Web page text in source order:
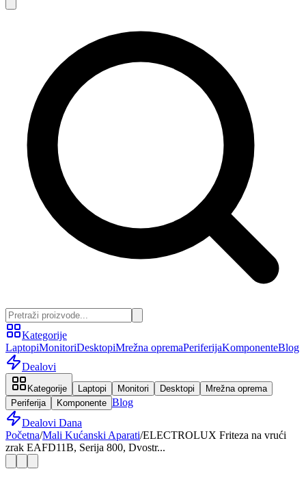
Kategorije
LaptopiMonitoriDesktopiMrežna opremaPeriferijaKomponenteBlog
Dealovi
Kategorije Laptopi Monitori Desktopi
Mrežna oprema
Periferija
Komponente Blog
Dealovi Dana
Početna/Mali Kućanski Aparati/ELECTROLUX Friteza na vrući
zrak EAFD11B, Serija 800, Dvostr...